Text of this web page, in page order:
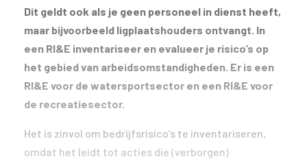
Dit geldt ook als je geen personeel in dienst heeft,
maar bijvoorbeeld ligplaatshouders ontvangt. In
een RI&E inventariseer en evalueer je risico’s op
het gebied van arbeidsomstandigheden. Er is een
RI&E voor de watersportsector en een RI&E voor
de recreatiesector.
Het is zinvol om bedrijfsrisico’s te inventariseren,
omdat het leidt tot acties die (verborgen)